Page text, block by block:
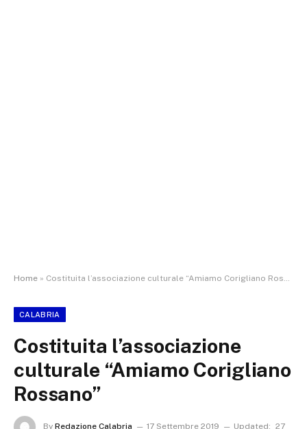
Home » Costituita l’associazione culturale “Amiamo Corigliano Rossano”
CALABRIA
Costituita l’associazione
culturale “Amiamo Corigliano
Rossano”
By Redazione Calabria 17 Settembre 2019 Updated: 27